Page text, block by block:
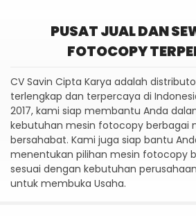
PUSAT JUAL DAN
FOTOCOPY
CV Savin Cipta Karya adalah
terlengkap dan terpercaya di
2017, kami siap membantu Anda
kebutuhan mesin fotocopy berbagai
bersahabat. Kami juga siap bantu
menentukan pilihan mesin fotocopy
sesuai dengan kebutuhan
untuk membuka Usaha.